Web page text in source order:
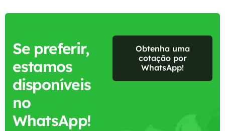
Se preferir,
estamos
disponíveis
no
WhatsApp!
Obtenha uma
cotação por
WhatsApp!